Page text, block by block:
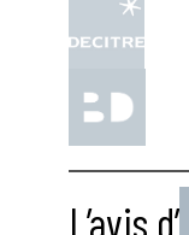
L’avis d’